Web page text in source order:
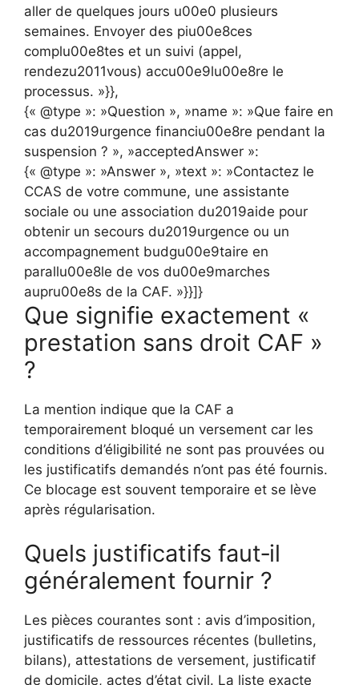
aller de quelques jours u00e0 plusieurs
semaines. Envoyer des piu00e8ces
complu00e8tes et un suivi (appel,
rendezu2011vous) accu00e9lu00e8re le
processus. »}},
{« @type »: »Question », »name »: »Que faire en
cas du2019urgence financiu00e8re pendant la
suspension ? », »acceptedAnswer »:
{« @type »: »Answer », »text »: »Contactez le
CCAS de votre commune, une assistante
sociale ou une association du2019aide pour
obtenir un secours du2019urgence ou un
accompagnement budgu00e9taire en
parallu00e8le de vos du00e9marches
aupru00e8s de la CAF. »}}]}
Que signifie exactement «
prestation sans droit CAF »
?
La mention indique que la CAF a
temporairement bloqué un versement car les
conditions d’éligibilité ne sont pas prouvées ou
les justificatifs demandés n’ont pas été fournis.
Ce blocage est souvent temporaire et se lève
après régularisation.
Quels justificatifs faut‑il
généralement fournir ?
Les pièces courantes sont : avis d’imposition,
justificatifs de ressources récentes (bulletins,
bilans), attestations de versement, justificatif
de domicile, actes d’état civil. La liste exacte